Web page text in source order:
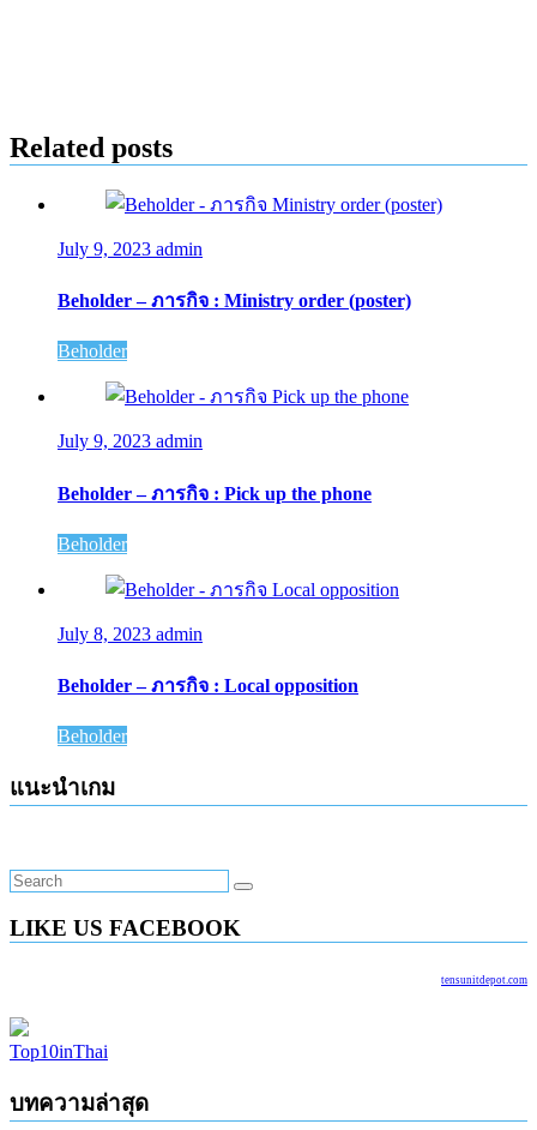
Related posts
July 9, 2023 admin
Beholder – ภารกิจ : Ministry order (poster)
Beholder
July 9, 2023 admin
Beholder – ภารกิจ : Pick up the phone
Beholder
July 8, 2023 admin
Beholder – ภารกิจ : Local opposition
Beholder
แนะนำเกม
LIKE US FACEBOOK
tensunitdepot.com
Top10inThai
บทความล่าสุด